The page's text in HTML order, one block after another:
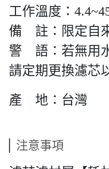
工作溫度：
備 註：限定自
警 語：若無用
請定期更換濾芯
產 地：台灣
注意事項